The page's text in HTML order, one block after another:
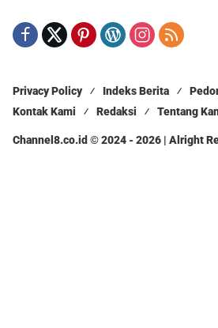
Privacy Policy Indeks Berita
Kontak Kami
Redaksi Tentang
Channel8.co.id © 2024 - 2026 | Alright